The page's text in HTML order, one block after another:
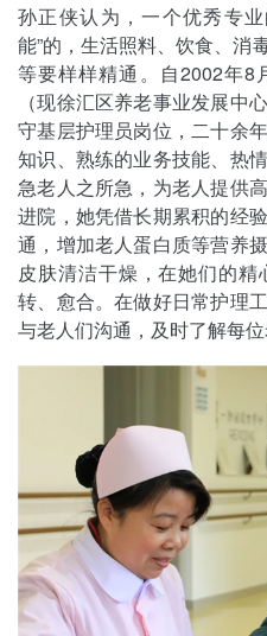
孙正侠认为，一个优秀专
能”的，生活照料、饮食、消
等要样样精通。自2002年8
（现徐汇区养老事业发展中
守基层护理员岗位，二十余
知识、熟练的业务技能、热
急老人之所急，为老人提供
进院，她凭借长期累积的经
通，增加老人蛋白质等营养
皮肤清洁干燥，在她们的
转、愈合。在做好日常护理
与老人们沟通，及时了解每